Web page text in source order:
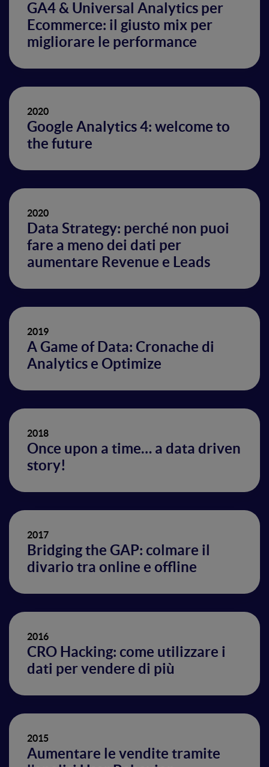
GA4 & Universal Analytics per
Ecommerce: il giusto mix per
migliorare le performance
2020
Google Analytics 4: welcome to
the future
2020
Data Strategy: perché non puoi
fare a meno dei dati per
aumentare Revenue e Leads
2019
A Game of Data: Cronache di
Analytics e Optimize
2018
Once upon a time… a data driven
story!
2017
Bridging the GAP: colmare il
divario tra online e offline
2016
CRO Hacking: come utilizzare i
dati per vendere di più
2015
Aumentare le vendite tramite